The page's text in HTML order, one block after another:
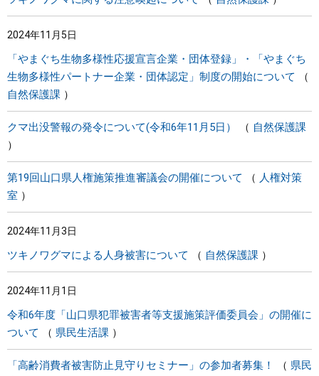
2024年11月5日
「やまぐち生物多様性応援宣言企業・団体登録」・「やまぐち
生物多様性パートナー企業・団体認定」制度の開始について
自然保護課
クマ出没警報の発令について(令和6年11月5日） 自然保護課
第19回山口県人権施策推進審議会の開催について
人権対策
室
2024年11月3日
ツキノワグマによる人身被害について 自然保護課
2024年11月1日
令和6年度「山口県犯罪被害者等支援施策評価委員会」の開催に
ついて
県民生活課
「高齢消費者被害防止見守りセミナー」の参加者募集！
県民